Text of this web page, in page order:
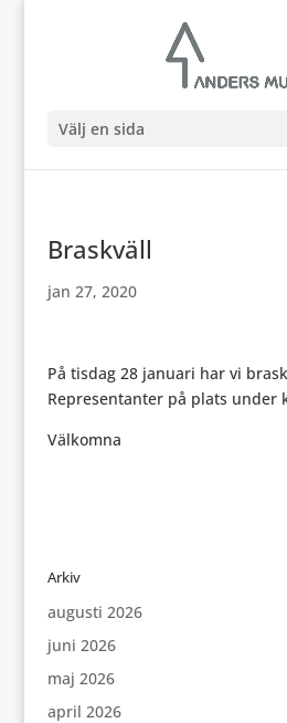
Välj en sida
Braskväll
jan 27, 2020
På tisdag 28 januari har vi
Representanter på plats under
Välkomna
Arkiv
augusti 2026
juni 2026
maj 2026
april 2026